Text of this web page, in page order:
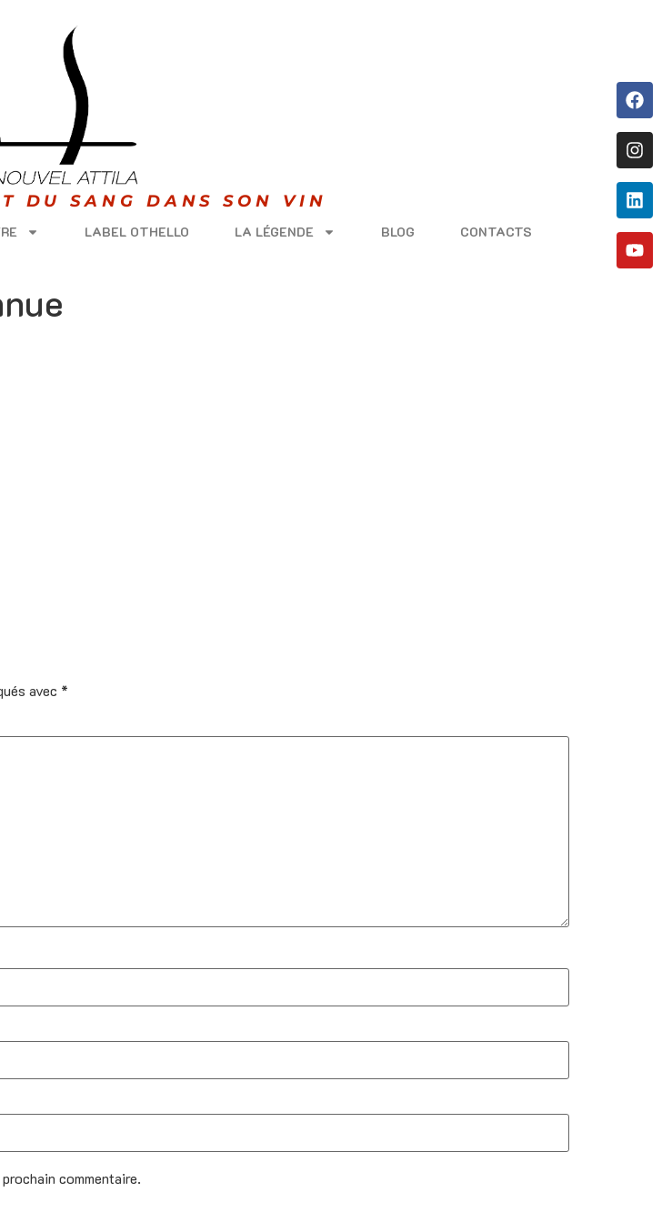
DU SANG DANS SON VIN
LABEL OTHELLO LA LÉGENDE BLOG CONTACTS
avec *
commentaire.